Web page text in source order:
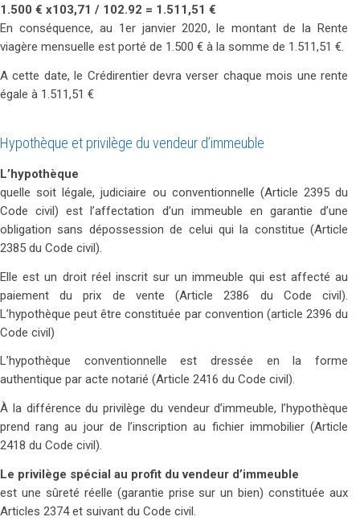
1.500 € x103,71 / 102.92 = 1.511,51 €
En conséquence, au 1er janvier 2020, le montant de la Rente
viagère mensuelle est porté de 1.500 € à la somme de 1.511,51 €.
A cette date, le Crédirentier devra verser chaque mois une rente
égale à 1.511,51 €
Hypothèque et privilège du vendeur d’immeuble
L’hypothèque
quelle soit légale, judiciaire ou conventionnelle (Article 2395 du
Code civil) est l’affectation d’un immeuble en garantie d’une
obligation sans dépossession de celui qui la constitue (Article
2385 du Code civil).
Elle est un droit réel inscrit sur un immeuble qui est affecté au
paiement du prix de vente (Article 2386 du Code civil).
L’hypothèque peut être constituée par convention (article 2396 du
Code civil)
L’hypothèque conventionnelle est dressée en la forme
authentique par acte notarié (Article 2416 du Code civil).
À la différence du privilège du vendeur d’immeuble, l’hypothèque
prend rang au jour de l’inscription au fichier immobilier (Article
2418 du Code civil).
Le privilège spécial au profit du vendeur d’immeuble
est une sûreté réelle (garantie prise sur un bien) constituée aux
Articles 2374 et suivant du Code civil.